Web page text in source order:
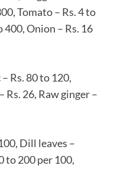
Tomato – Rs. 4 to
400, Onion – Rs. 16
Rs. 80 to 120,
26, Raw ginger –
Dill leaves –
to 200 per 100,